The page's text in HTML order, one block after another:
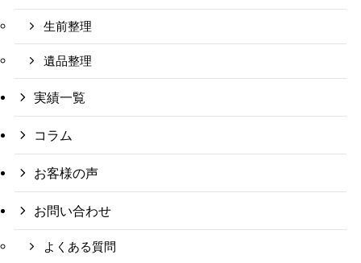
生前整理
遺品整理
実績一覧
コラム
お客様の声
お問い合わせ
よくある質問